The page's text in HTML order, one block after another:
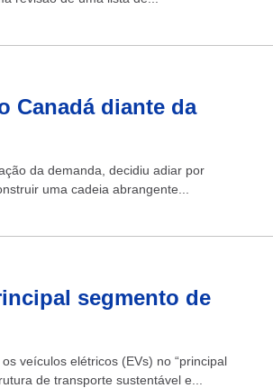
Canadá diante da
da demanda, decidiu adiar por
uma cadeia abrangente...
segmento de
veículos elétricos (EVs) no “principal
de transporte sustentável e...